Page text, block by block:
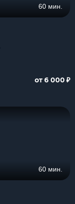
60 мин.
от 6 000 ₽
60 мин.